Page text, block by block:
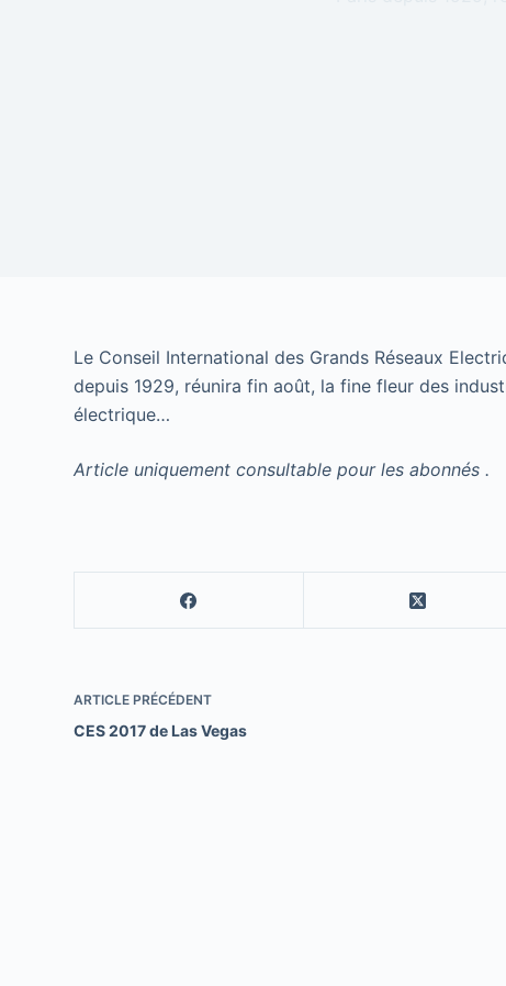
Le Conseil International des Grands Réseaux
depuis 1929, réunira fin août, la fine fleur des
électrique…
Article uniquement consultable pour les abonnés .
ARTICLE PRÉCÉDENT
CES 2017 de Las Vegas